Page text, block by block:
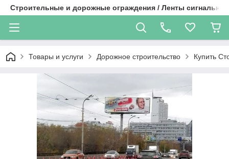
Строительные и дорожные ограждения / Ленты
Товары и услуги Дорожное строительство Купить